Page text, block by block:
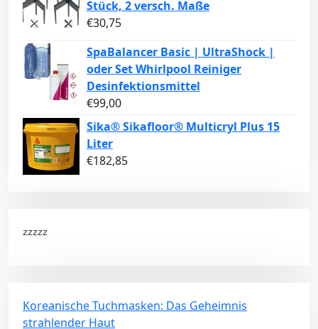
Stück, 2 versch. Maße
€30,75
SpaBalancer Basic | UltraShock |
oder Set Whirlpool Reiniger
Desinfektionsmittel
€99,00
Sika® Sikafloor® Multicryl Plus 15
Liter
€182,85
zzzzz
Koreanische Tuchmasken: Das Geheimnis
strahlender Haut